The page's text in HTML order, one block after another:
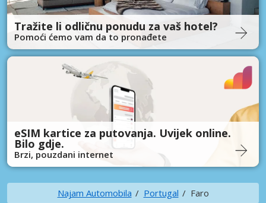
Tražite li odličnu ponudu za vaš hotel?
Pomoći ćemo vam da to pronađete
eSIM kartice za putovanja. Uvijek online.
Bilo gdje.
Brzi, pouzdani internet
Najam Automobila Portugal Faro